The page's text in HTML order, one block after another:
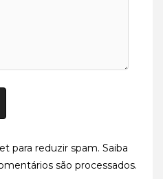
para reduzir spam. Saiba
são processados.